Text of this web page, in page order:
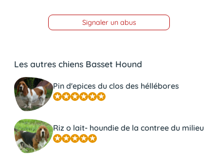
Signaler un abus
Les autres chiens Basset Hound
Pin d'epices du clos des héllébores
Riz o lait- houndie de la contree du milieu